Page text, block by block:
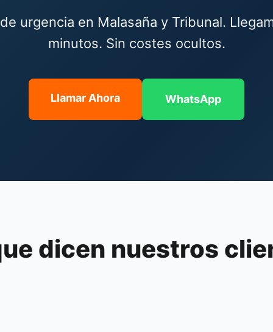
urgencia en Malasaña y Tribunal.
minutos. Sin costes ocultos.
Llamar Ahora WhatsApp
dicen nuestros